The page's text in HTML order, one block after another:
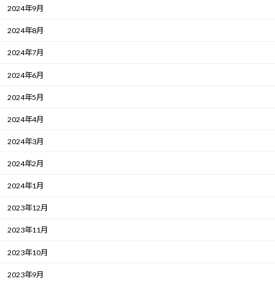
2024年9月
2024年8月
2024年7月
2024年6月
2024年5月
2024年4月
2024年3月
2024年2月
2024年1月
2023年12月
2023年11月
2023年10月
2023年9月